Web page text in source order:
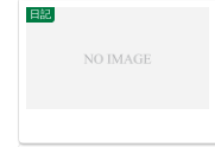
日記